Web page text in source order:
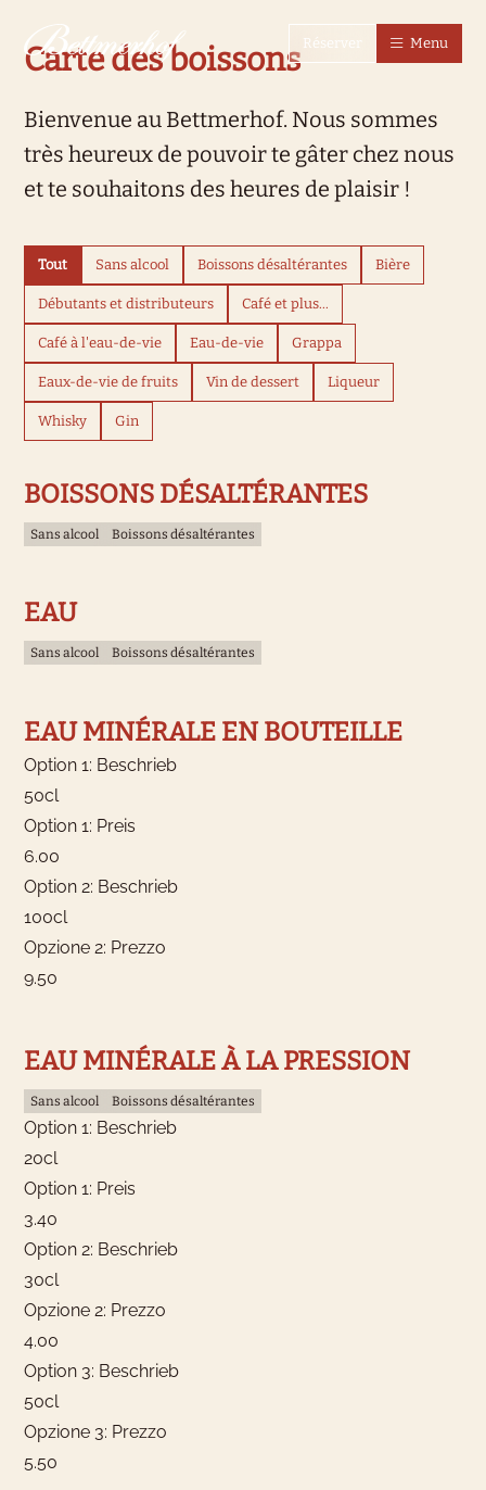
Réserver Menu
Carte des boissons
Bienvenue au Bettmerhof. Nous sommes
très heureux de pouvoir te gâter chez nous
et te souhaitons des heures de plaisir !
Tout Sans alcool Boissons désaltérantes Bière
Débutants et distributeurs Café et plus...
Café à l'eau-de-vie Eau-de-vie Grappa
Eaux-de-vie de fruits Vin de dessert Liqueur
Whisky Gin
BOISSONS DÉSALTÉRANTES
Sans alcool Boissons désaltérantes
EAU
Sans alcool Boissons désaltérantes
EAU MINÉRALE EN BOUTEILLE
Option 1: Beschrieb
50cl
Option 1: Preis
6.00
Option 2: Beschrieb
100cl
Opzione 2: Prezzo
9.50
EAU MINÉRALE À LA PRESSION
Sans alcool Boissons désaltérantes
Option 1: Beschrieb
20cl
Option 1: Preis
3.40
Option 2: Beschrieb
30cl
Opzione 2: Prezzo
4.00
Option 3: Beschrieb
50cl
Opzione 3: Prezzo
5.50